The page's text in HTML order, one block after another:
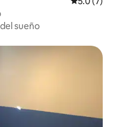
sueño